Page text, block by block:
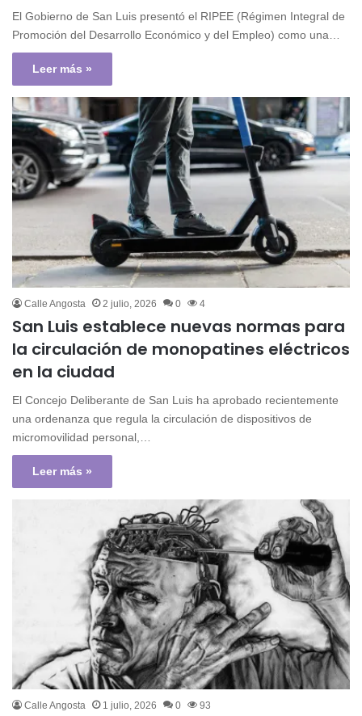
El Gobierno de San Luis presentó el RIPEE (Régimen Integral de
Promoción del Desarrollo Económico y del Empleo) como una…
Leer más »
Calle Angosta 2 julio, 2026 0 4
San Luis establece nuevas normas para
la circulación de monopatines eléctricos
en la ciudad
El Concejo Deliberante de San Luis ha aprobado recientemente
una ordenanza que regula la circulación de dispositivos de
micromovilidad personal,…
Leer más »
Calle Angosta 1 julio, 2026 0 93